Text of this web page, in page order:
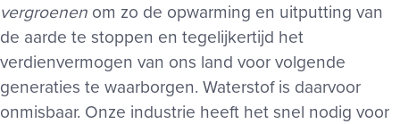
vergroenen om zo de opwarming en uitputting van
de aarde te stoppen en tegelijkertijd het
verdienvermogen van ons land voor volgende
generaties te waarborgen. Waterstof is daarvoor
onmisbaar. Onze industrie heeft het snel nodig voor